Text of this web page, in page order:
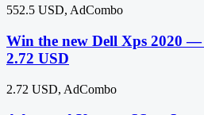
552.5 USD, AdCombo
Win the new Dell Xps 2020
2.72 USD
2.72 USD, AdCombo